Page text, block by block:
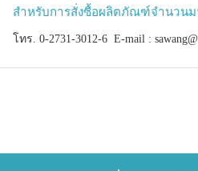
สำหรับการสั่งซื้อผลิตภัณฑ์จำนวน
โทร. 0-2731-3012-6 E-mail :